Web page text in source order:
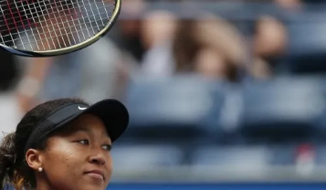
Moderní pětiboj
Motorsport
Parasport
Plavání
Vodní